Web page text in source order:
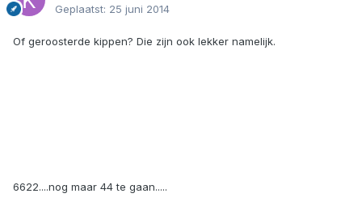
Geplaatst: 25 juni 2014
Of geroosterde kippen? Die zijn ook lekker namelijk.
6622....nog maar 44 te gaan.....